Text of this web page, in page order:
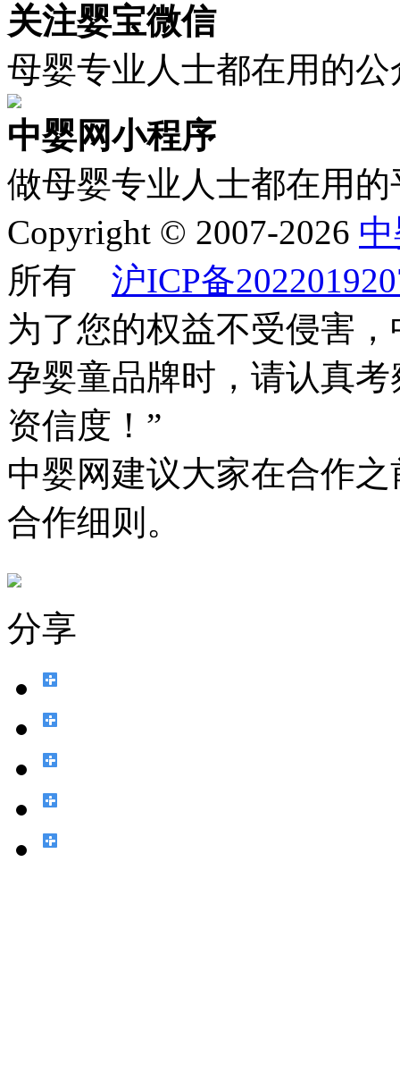
关注婴宝微信
母婴专业人士都在用的公
中婴网小程序
做母婴专业人士都在用的
Copyright © 2007-2026
所有 沪ICP备
为了您的权益不受侵害
孕婴童品牌时，请认真
资信度！”
中婴网建议大家在合作
合作细则。
分享